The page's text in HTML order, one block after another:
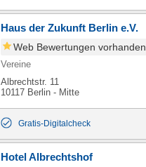
Haus der Zukunft Berlin e.V.
Web Bewertungen vorhanden
Vereine
Albrechtstr. 11
10117 Berlin - Mitte
Gratis-Digitalcheck
Hotel Albrechtshof